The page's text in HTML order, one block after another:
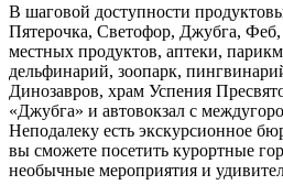
В шаговой доступности
Пятерочка, Светофор, Джубга, Феб,
местных продуктов, аптеки,
дельфинарий, зоопарк,
Динозавров, храм Успения
«Джубга» и автовокзал с
Неподалеку есть экскурсионное
вы сможете посетить курортные
необычные мероприятия и